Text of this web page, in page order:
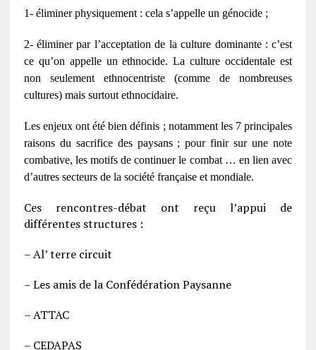
1- éliminer physiquement : cela s’appelle un génocide ;
2- éliminer par l’acceptation de la culture dominante : c’est
ce qu’on appelle un ethnocide. La culture occidentale est
non seulement ethnocentriste (comme de nombreuses
cultures) mais surtout ethnocidaire.
Les enjeux ont été bien définis ; notamment les 7 principales
raisons du sacrifice des paysans ; pour finir sur une note
combative, les motifs de continuer le combat … en lien avec
d’autres secteurs de la société française et mondiale.
Ces rencontres-débat ont reçu l’appui de
différentes structures :
– Al’ terre circuit
– Les amis de la Confédération Paysanne
– ATTAC
– CEDAPAS